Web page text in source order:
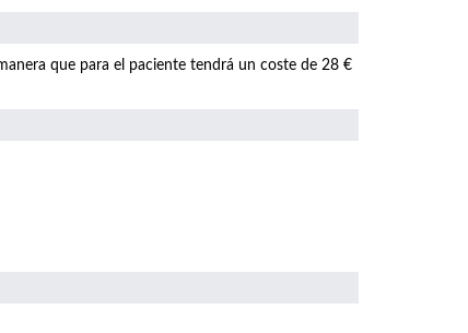
que para el paciente tendrá un coste de 28 €